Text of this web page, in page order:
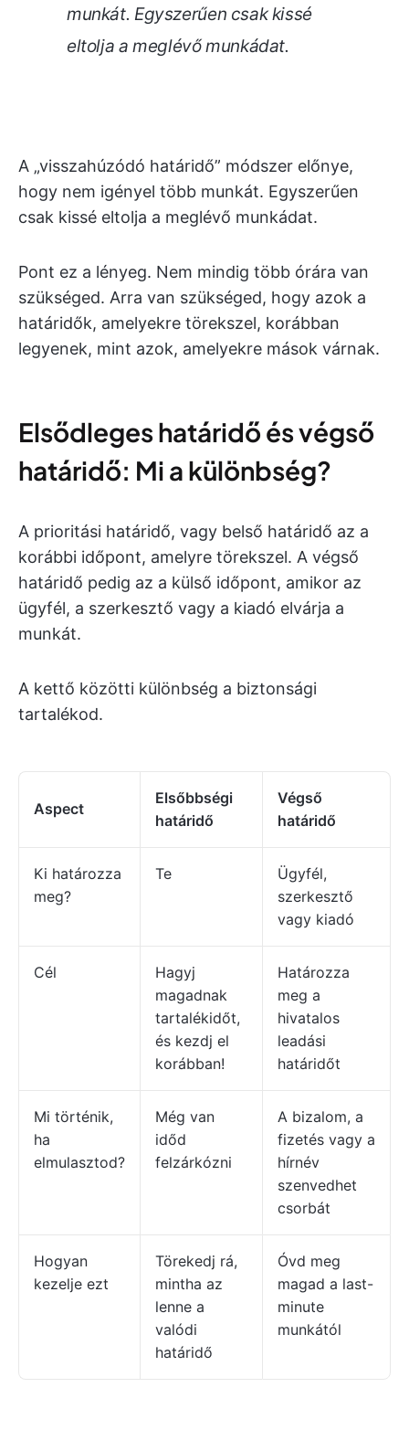
munkát. Egyszerűen csak kissé
eltolja a meglévő munkádat.
A „visszahúzódó határidő” módszer előnye,
hogy nem igényel több munkát. Egyszerűen
csak kissé eltolja a meglévő munkádat.
Pont ez a lényeg. Nem mindig több órára van
szükséged. Arra van szükséged, hogy azok a
határidők, amelyekre törekszel, korábban
legyenek, mint azok, amelyekre mások várnak.
Elsődleges határidő és végső
határidő: Mi a különbség?
A prioritási határidő, vagy belső határidő az a
korábbi időpont, amelyre törekszel. A végső
határidő pedig az a külső időpont, amikor az
ügyfél, a szerkesztő vagy a kiadó elvárja a
munkát.
A kettő közötti különbség a biztonsági
tartalékod.
Aspect
Elsőbbségi
határidő
Végső
határidő
Ki határozza
meg?
Te
Ügyfél,
szerkesztő
vagy kiadó
Cél
Hagyj
magadnak
tartalékidőt,
és kezdj el
korábban!
Határozza
meg a
hivatalos
leadási
határidőt
Mi történik,
ha
elmulasztod?
Még van
időd
felzárkózni
A bizalom, a
fizetés vagy a
hírnév
szenvedhet
csorbát
Hogyan
kezelje ezt
Törekedj rá,
mintha az
lenne a
valódi
határidő
Óvd meg
magad a last-
minute
munkától